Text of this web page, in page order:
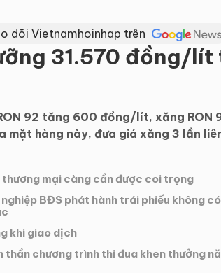
dõi Vietnamhoinhap trên
31.570 đồng/lít
92 tăng 600 đồng/lít, xăng RON
hàng này, đưa giá xăng 3 lần
mại càng cần được coi trọng
BĐS phát hành trái phiếu không
khi giao dịch
thần chương trình thi đua khen thưởng